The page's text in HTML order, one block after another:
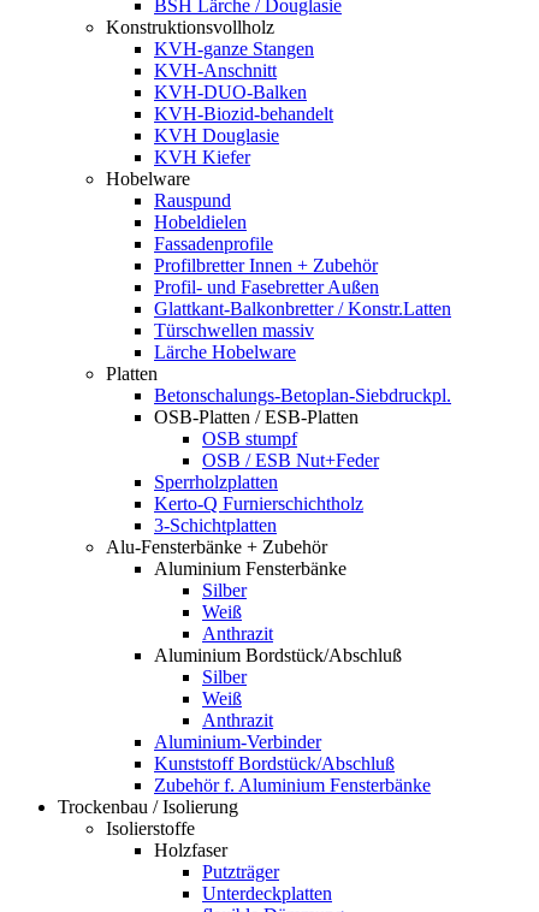
BSH Lärche / Douglasie
Konstruktionsvollholz
KVH-ganze Stangen
KVH-Anschnitt
KVH-DUO-Balken
KVH-Biozid-behandelt
KVH Douglasie
KVH Kiefer
Hobelware
Rauspund
Hobeldielen
Fassadenprofile
Profilbretter Innen + Zubehör
Profil- und Fasebretter Außen
Glattkant-Balkonbretter / Konstr.Latten
Türschwellen massiv
Lärche Hobelware
Platten
Betonschalungs-Betoplan-Siebdruckpl.
OSB-Platten / ESB-Platten
OSB stumpf
OSB / ESB Nut+Feder
Sperrholzplatten
Kerto-Q Furnierschichtholz
3-Schichtplatten
Alu-Fensterbänke + Zubehör
Aluminium Fensterbänke
Silber
Weiß
Anthrazit
Aluminium Bordstück/Abschluß
Silber
Weiß
Anthrazit
Aluminium-Verbinder
Kunststoff Bordstück/Abschluß
Zubehör f. Aluminium Fensterbänke
Trockenbau / Isolierung
Isolierstoffe
Holzfaser
Putzträger
Unterdeckplatten